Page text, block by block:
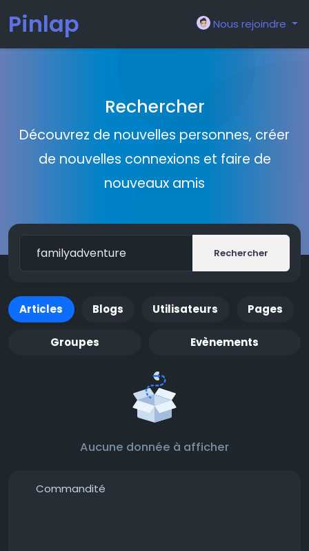
Pinlap Nous rejoindre
Rechercher
Découvrez de nouvelles personnes, créer
de nouvelles connexions et faire de
nouveaux amis
Rechercher
Articles Blogs Utilisateurs Pages
Groupes Evènements
Aucune donnée à afficher
Commandité